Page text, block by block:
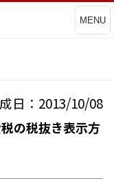
MENU
日：2013/10/08
の税抜き表示方